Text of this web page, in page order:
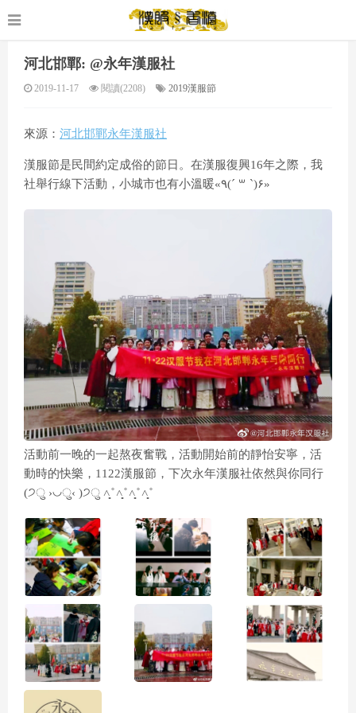
河北邯鄲: @永年漢服社
2019-11-17 閱讀(2208) 2019漢服節
來源： 河北邯鄲永年漢服社
漢服節是民間約定成俗的節日。在漢服復興16年之際，我
社舉行線下活動，小城市也有小溫暖«٩(´ ꒳ `)۶»
活動前一晚的一起熬夜奮戰，活動開始前的靜怡安寧，活
動時的快樂，1122漢服節，下次永年漢服社依然與你同行
(੭ु ›◡ु‹ )੭ु ˄̻ ̊ ˄̻ ̊ ˄̻ ̊ ˄̻ ̊